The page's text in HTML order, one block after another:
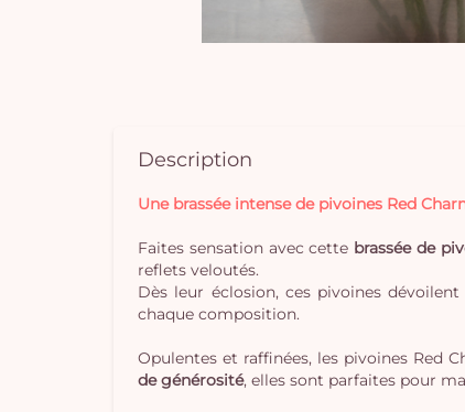
Description
Une brassée intense de pivoines Red
Faites sensation avec cette brassée de
reflets veloutés.
Dès leur éclosion, ces pivoines dévoilent
chaque composition.
Opulentes et raffinées, les pivoines Red
de générosité, elles sont parfaites pour